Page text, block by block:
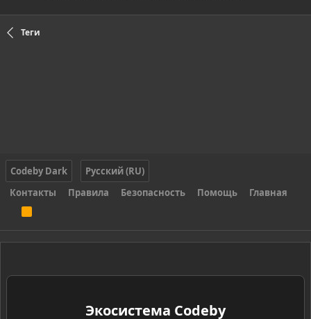
Теги
Codeby Dark
Русский (RU)
Контакты
Правила Безопасность Помощь Главная
S
Экосистема Codeby